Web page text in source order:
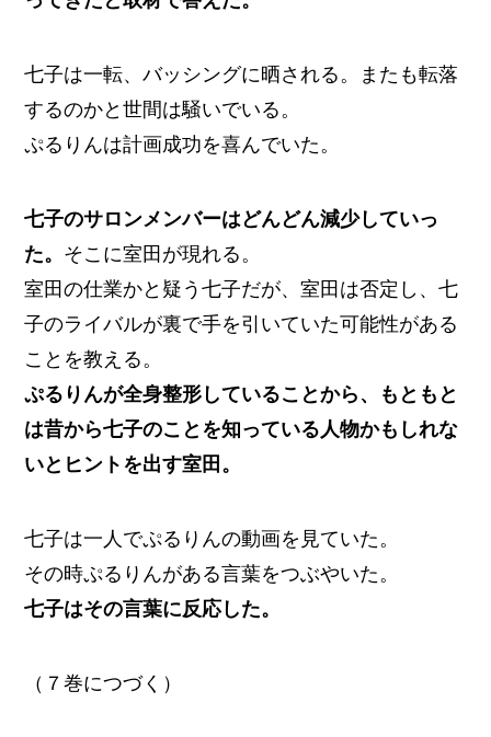
七子は一転、バッシングに晒される。またも転落
するのかと世間は騒いでいる。
ぷるりんは計画成功を喜んでいた。
七子のサロンメンバーはどんどん減少していっ
た。 そこに室田が現れる。
室田の仕業かと疑う七子だが、室田は否定し、七
子のライバルが裏で手を引いていた可能性がある
ことを教える。
ぷるりんが全身整形していることから、もともと
は昔から七子のことを知っている人物かもしれな
いとヒントを出す室田。
七子は一人でぷるりんの動画を見ていた。
その時ぷるりんがある言葉をつぶやいた。
七子はその言葉に反応した。
（７巻につづく）